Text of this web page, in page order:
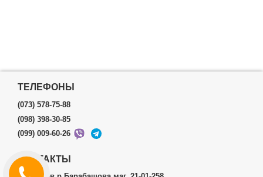
ТЕЛЕФОНЫ
(073) 578-75-88
(098) 398-30-85
(099) 009-60-26
КОНТАКТЫ